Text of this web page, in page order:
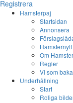
Registrera
Hamsterpaj
Startsidan
Annonsera
Hamsternytt
Om
Regler
Vi som
Underhållning
Start
Roliga